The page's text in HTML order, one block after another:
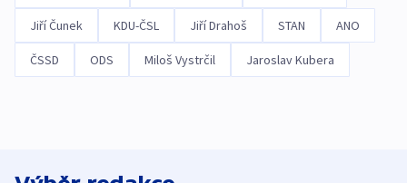
Jiří Čunek KDU-ČSL Jiří Drahoš STAN ANO
ČSSD ODS Miloš Vystrčil Jaroslav Kubera